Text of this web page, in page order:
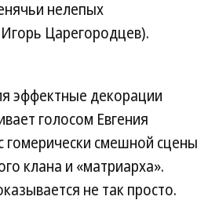
нелепых
Царегородцев).
эффектные декорации
голосом Евгения
гомерически смешной сцены
клана и «матриарха».
не так просто.